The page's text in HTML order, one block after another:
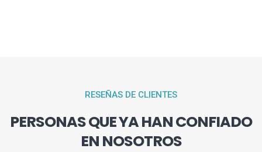
RESEÑAS DE CLIENTES
PERSONAS QUE YA HAN CONFIADO
EN NOSOTROS